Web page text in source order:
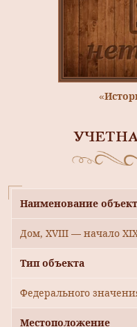
Наименование
Дом, XVIII — начало
Тип объекта
Федерального
Местоположение